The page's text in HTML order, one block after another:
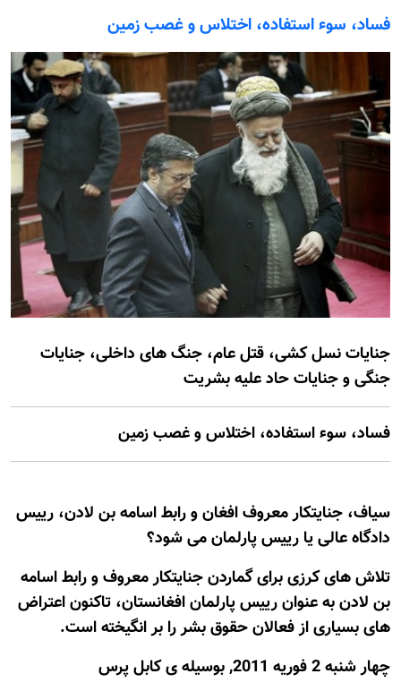
فساد، سوء استفاده، اختلاس و غصب زمين
جنایات نسل کشی، قتل عام، جنگ های داخلی، جنایات
جنگی و جنایات حاد علیه بشریت
فساد، سوء استفاده، اختلاس و غصب زمين
سیاف، جنایتکار معروف افغان و رابط اسامه بن لادن، رییس
دادگاه عالی یا رییس پارلمان می شود؟
تلاش های کرزی برای گماردن جنایتکار معروف و رابط اسامه
بن لادن به عنوان رییس پارلمان افغانستان، تاکنون اعتراض
های بسیاری از فعالان حقوق بشر را بر انگیخته است.
چهار شنبه 2 فوريه 2011, بوسيله ى کابل پرس